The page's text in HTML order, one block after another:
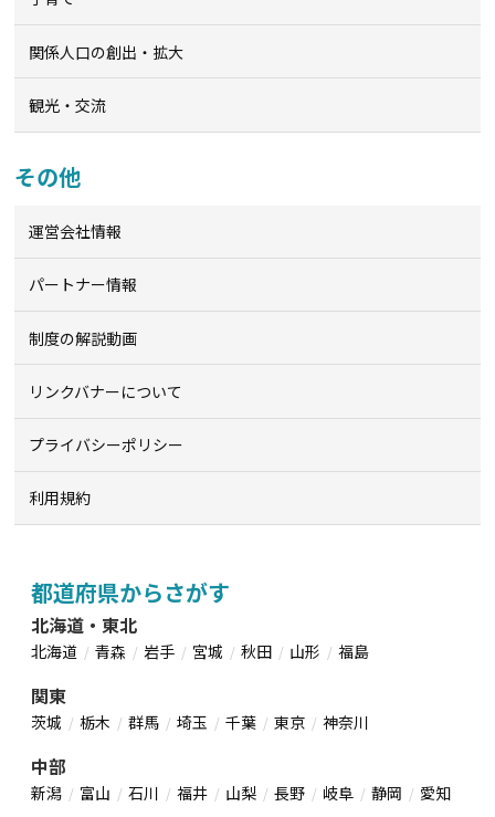
関係人口の創出・拡大
観光・交流
その他
運営会社情報
パートナー情報
制度の解説動画
リンクバナーについて
プライバシーポリシー
利用規約
都道府県からさがす
北海道・東北
北海道 青森 岩手 宮城 秋田 山形 福島
関東
茨城 栃木 群馬 埼玉 千葉 東京 神奈川
中部
新潟 富山 石川 福井 山梨 長野 岐阜 静岡 愛知